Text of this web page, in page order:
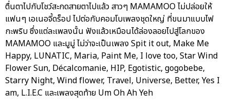
ตื่นตาไปกับโชว์สะกดสายตาไปแล้ว สาวๆ MAMAMOO ไม่ปล่อยให้
แฟนๆ เอเนอจี้ดร็อป ไปต่อกับคอมโบเพลงชุดใหญ่ ที่ขนมาแบบไฟ
กะพริบ ซึ่งแต่ละเพลงนั้น ฟังแล้วเหมือนได้ล่องลอยไปสู่โลกของ
MAMAMOO และมูมู่ ไม่ว่าจะเป็นเพลง Spit it out, Make Me
Happy, LUNATIC, Maria, Paint Me, I love too, Star Wind
Flower Sun, Décalcomanie, HIP, Egotistic, gogobebe,
Starry Night, Wind flower, Travel, Universe, Better, Yes I
am, L.I.E.C และเพลงสุดท้าย Um Oh Ah Yeh